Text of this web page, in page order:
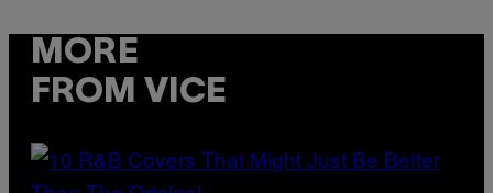
MORE
FROM VICE